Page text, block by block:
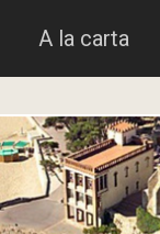
A la carta